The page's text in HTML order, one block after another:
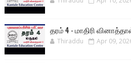
தரம் 4 - மாதிரி
Thiraddu Apr 09,